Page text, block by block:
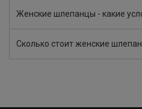
Женские шлепанцы - какие
Сколько стоит женские